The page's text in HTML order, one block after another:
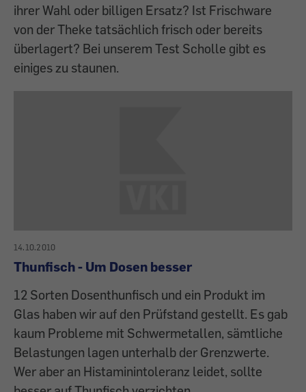
ihrer Wahl oder billigen Ersatz? Ist Frischware
von der Theke tatsächlich frisch oder bereits
überlagert? Bei unserem Test Scholle gibt es
einiges zu staunen.
14.10.2010
Thunfisch - Um Dosen besser
12 Sorten Dosenthunfisch und ein Produkt im
Glas haben wir auf den Prüf­stand gestellt. Es gab
kaum Probleme mit Schwermetallen, sämt­liche
Belastungen lagen unterhalb der Grenzwerte.
Wer aber an Hista­min­intoleranz leidet, sollte